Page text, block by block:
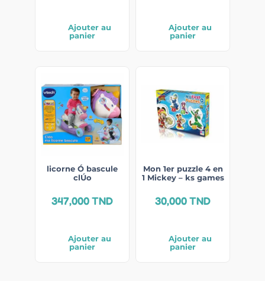
Ajouter au
panier
Ajouter au
panier
licorne Ó bascule
clÚo
347,000TND
Ajouter au
panier
Mon 1er puzzle 4 en
1 Mickey – ks games
30,000TND
Ajouter au
panier